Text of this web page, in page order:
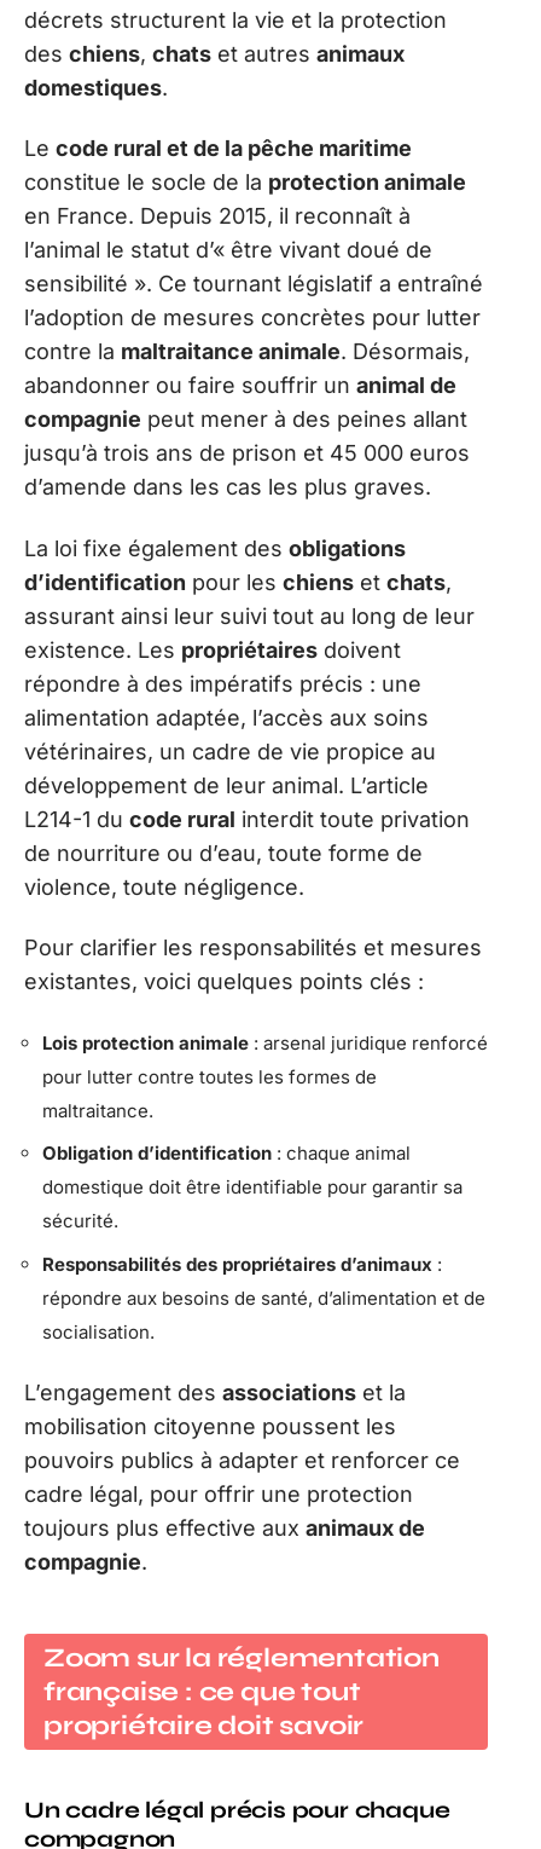
décrets structurent la vie et la protection
des chiens, chats et autres animaux
domestiques.
Le code rural et de la pêche maritime
constitue le socle de la protection animale
en France. Depuis 2015, il reconnaît à
l’animal le statut d’« être vivant doué de
sensibilité ». Ce tournant législatif a entraîné
l’adoption de mesures concrètes pour lutter
contre la maltraitance animale. Désormais,
abandonner ou faire souffrir un animal de
compagnie peut mener à des peines allant
jusqu’à trois ans de prison et 45 000 euros
d’amende dans les cas les plus graves.
La loi fixe également des obligations
d’identification pour les chiens et chats,
assurant ainsi leur suivi tout au long de leur
existence. Les propriétaires doivent
répondre à des impératifs précis : une
alimentation adaptée, l’accès aux soins
vétérinaires, un cadre de vie propice au
développement de leur animal. L’article
L214-1 du code rural interdit toute privation
de nourriture ou d’eau, toute forme de
violence, toute négligence.
Pour clarifier les responsabilités et mesures
existantes, voici quelques points clés :
Lois protection animale : arsenal juridique renforcé
pour lutter contre toutes les formes de
maltraitance.
Obligation d’identification : chaque animal
domestique doit être identifiable pour garantir sa
sécurité.
Responsabilités des propriétaires d’animaux :
répondre aux besoins de santé, d’alimentation et de
socialisation.
L’engagement des associations et la
mobilisation citoyenne poussent les
pouvoirs publics à adapter et renforcer ce
cadre légal, pour offrir une protection
toujours plus effective aux animaux de
compagnie.
Zoom sur la réglementation
française : ce que tout
propriétaire doit savoir
Un cadre légal précis pour chaque
compagnon